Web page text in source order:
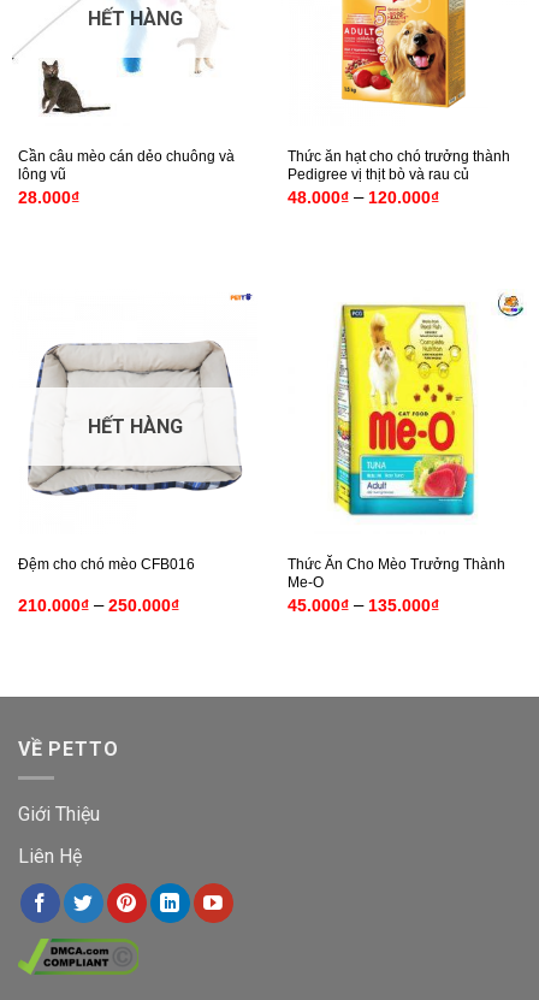
HẾT HÀNG
Cần câu mèo cán dẻo chuông và
lông vũ
28.000₫
Thức ăn hạt cho chó trưởng thành
Pedigree vị thịt bò và rau củ
48.000₫ – 120.000₫Khoảng
HẾT HÀNG
Đệm cho chó mèo CFB016
210.000₫ – 250.000₫Khoảng
250.000₫
Thức Ăn Cho Mèo Trưởng Thành
Me-O
45.000₫ – 135.000₫Khoảng
135.000₫
VỀ PETTO
Giới Thiệu
Liên Hệ